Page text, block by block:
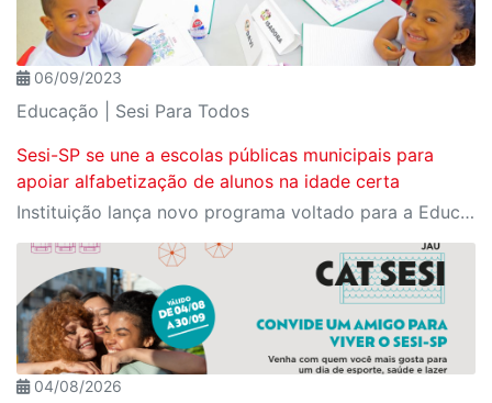
06/09/2023
Educação | Sesi Para Todos
Sesi-SP se une a escolas públicas municipais para
apoiar alfabetização de alunos na idade certa
Instituição lança novo programa voltado para a Educação Infantil e primeiros anos escolares no qual oferece, gratuitamente, formação e recursos pedagógicos para docentes e gestores de municípios paulistas
04/08/2026